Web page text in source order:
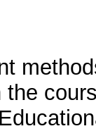
the